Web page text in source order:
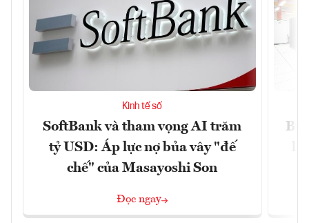
Kinh tế số
SoftBank và tham vọng AI trăm
tỷ USD: Áp lực nợ bủa vây "đế
chế" của Masayoshi Son
Đọc ngay